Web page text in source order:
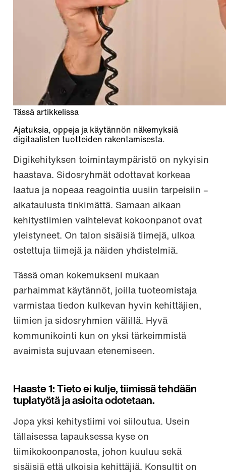
Tässä artikkelissa
Ajatuksia, oppeja ja käytännön näkemyksiä
digitaalisten tuotteiden rakentamisesta.
Digikehityksen toimintaympäristö on nykyisin
haastava. Sidosryhmät odottavat korkeaa
laatua ja nopeaa reagointia uusiin tarpeisiin –
aikataulusta tinkimättä. Samaan aikaan
kehitystiimien vaihtelevat kokoonpanot ovat
yleistyneet. On talon sisäisiä tiimejä, ulkoa
ostettuja tiimejä ja näiden yhdistelmiä.
Tässä oman kokemukseni mukaan
parhaimmat käytännöt, joilla tuoteomistaja
varmistaa tiedon kulkevan hyvin kehittäjien,
tiimien ja sidosryhmien välillä. Hyvä
kommunikointi kun on yksi tärkeimmistä
avaimista sujuvaan etenemiseen.
Haaste 1: Tieto ei kulje, tiimissä tehdään
tuplatyötä ja asioita odotetaan.
Jopa yksi kehitystiimi voi siiloutua. Usein
tällaisessa tapauksessa kyse on
tiimikokoonpanosta, johon kuuluu sekä
sisäisiä että ulkoisia kehittäjiä. Konsultit on